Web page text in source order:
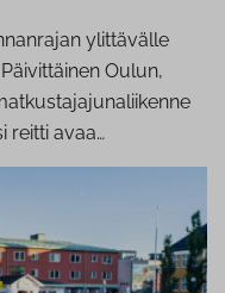
ylittävälle
Oulun,
reitti avaa…